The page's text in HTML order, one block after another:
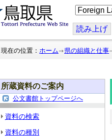
こ
の
ジ
を
翻
読み上げ
現在の位置： ホーム 県の組織と仕事
所蔵資料のご案内
公文書館トップページへ
資料の検索
資料の種別